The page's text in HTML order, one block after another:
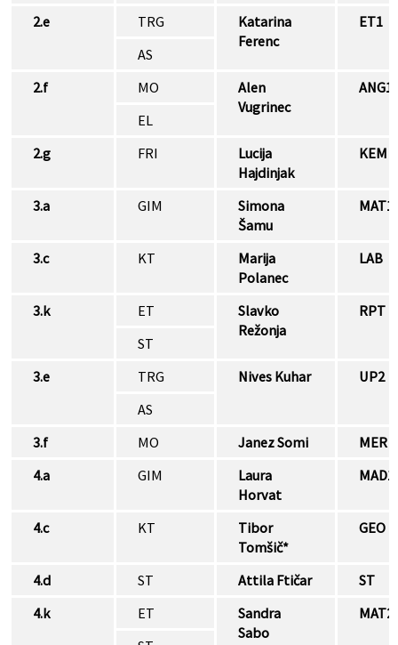
2.e
TRG
Katarina
Ferenc
ET1
AS
2.f
MO
Alen
Vugrinec
ANG1
EL
2.g
FRI
Lucija
Hajdinjak
KEM
3.a GIM
Simona
Šamu
MAT1
3.c KT
Marija
Polanec
LAB
3.k ET
Slavko
Režonja
RPT
ST
3.e
TRG Nives Kuhar
UP2
AS
3.f
MO Janez Somi
MER
4.a
GIM
Laura
Horvat
MAD1
4.c KT
Tibor
Tomšič*
GEO
4.d ST Attila Ftičar
ST
4.k
ET
Sandra
Sabo
MAT2